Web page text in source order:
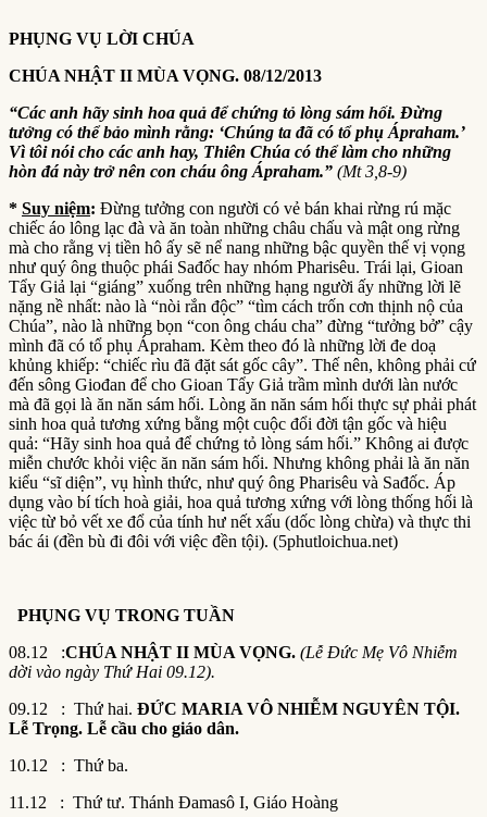
PHỤNG VỤ LỜI CHÚA
CHÚA NHẬT II MÙA VỌNG. 08/12/2013
“Các anh hãy sinh hoa quả để chứng tỏ lòng sám hối. Đừng
tưởng có thể bảo mình rằng: ‘Chúng ta đã có tổ phụ Ápraham.’
Vì tôi nói cho các anh hay, Thiên Chúa có thể làm cho những
hòn đá này trở nên con cháu ông Ápraham.” (Mt 3,8-9)
* Suy niệm: Đừng tưởng con người có vẻ bán khai rừng rú mặc
chiếc áo lông lạc đà và ăn toàn những châu chấu và mật ong rừng
mà cho rằng vị tiền hô ấy sẽ nể nang những bậc quyền thế vị vọng
như quý ông thuộc phái Sađốc hay nhóm Pharisêu. Trái lại, Gioan
Tẩy Giả lại “giáng” xuống trên những hạng người ấy những lời lẽ
nặng nề nhất: nào là “nòi rắn độc” “tìm cách trốn cơn thịnh nộ của
Chúa”, nào là những bọn “con ông cháu cha” đừng “tưởng bở” cậy
mình đã có tổ phụ Ápraham. Kèm theo đó là những lời đe doạ
khủng khiếp: “chiếc rìu đã đặt sát gốc cây”. Thế nên, không phải cứ
đến sông Giođan để cho Gioan Tẩy Giả trầm mình dưới làn nước
mà đã gọi là ăn năn sám hối. Lòng ăn năn sám hối thực sự phải phát
sinh hoa quả tương xứng bằng một cuộc đổi đời tận gốc và hiệu
quả: “Hãy sinh hoa quả để chứng tỏ lòng sám hối.” Không ai được
miễn chước khỏi việc ăn năn sám hối. Nhưng không phải là ăn năn
kiểu “sĩ diện”, vụ hình thức, như quý ông Pharisêu và Sađốc. Áp
dụng vào bí tích hoà giải, hoa quả tương xứng với lòng thống hối là
việc từ bỏ vết xe đổ của tính hư nết xấu (dốc lòng chừa) và thực thi
bác ái (đền bù đi đôi với việc đền tội). (5phutloichua.net)
PHỤNG VỤ TRONG TUẦN
08.12 :CHÚA NHẬT II MÙA VỌNG. (Lễ Đức Mẹ Vô Nhiễm
dời vào ngày Thứ Hai 09.12).
09.12 : Thứ hai. ĐỨC MARIA VÔ NHIỄM NGUYÊN TỘI.
Lễ Trọng. Lễ cầu cho giáo dân.
10.12 : Thứ ba.
11.12 : Thứ tư. Thánh Đamasô I, Giáo Hoàng